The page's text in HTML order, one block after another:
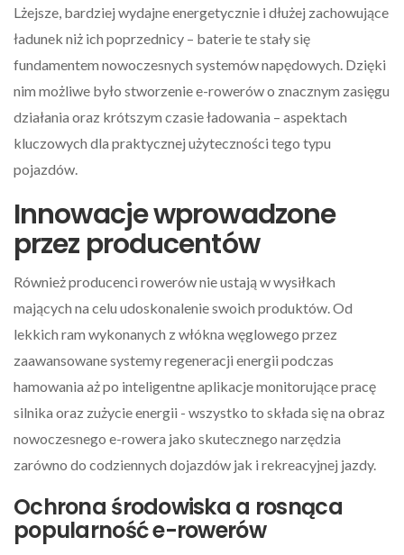
Lżejsze, bardziej wydajne energetycznie i dłużej zachowujące
ładunek niż ich poprzednicy – baterie te stały się
fundamentem nowoczesnych systemów napędowych. Dzięki
nim możliwe było stworzenie e-rowerów o znacznym zasięgu
działania oraz krótszym czasie ładowania – aspektach
kluczowych dla praktycznej użyteczności tego typu
pojazdów.
Innowacje wprowadzone
przez producentów
Również producenci rowerów nie ustają w wysiłkach
mających na celu udoskonalenie swoich produktów. Od
lekkich ram wykonanych z włókna węglowego przez
zaawansowane systemy regeneracji energii podczas
hamowania aż po inteligentne aplikacje monitorujące pracę
silnika oraz zużycie energii - wszystko to składa się na obraz
nowoczesnego e-rowera jako skutecznego narzędzia
zarówno do codziennych dojazdów jak i rekreacyjnej jazdy.
Ochrona środowiska a rosnąca
popularność e-rowerów